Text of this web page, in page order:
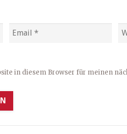
in diesem Browser für meinen